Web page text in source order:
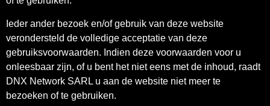
Ieder ander bezoek en/of gebruik van deze website
verondersteld de volledige acceptatie van deze
gebruiksvoorwaarden. Indien deze voorwaarden voor u
onleesbaar zijn, of u bent het niet eens met de inhoud, raadt
DNX Network SARL u aan de website niet meer te
bezoeken of te gebruiken.